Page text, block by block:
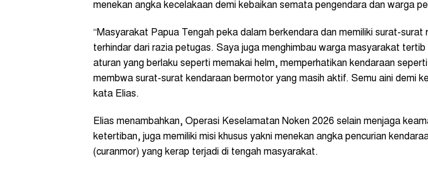
menekan angka kecelakaan demi kebaikan semata pengendara dan warga
“Masyarakat Papua Tengah peka dalam berkendara dan memiliki surat-surat
terhindar dari razia petugas. Saya juga menghimbau warga masyarakat
aturan yang berlaku seperti memakai helm, memperhatikan kendaraan
membwa surat-surat kendaraan bermotor yang masih aktif. Semu aini demi
kata Elias.
Elias menambahkan, Operasi Keselamatan Noken 2026 selain menjaga
ketertiban, juga memiliki misi khusus yakni menekan angka pencurian
(curanmor) yang kerap terjadi di tengah masyarakat.